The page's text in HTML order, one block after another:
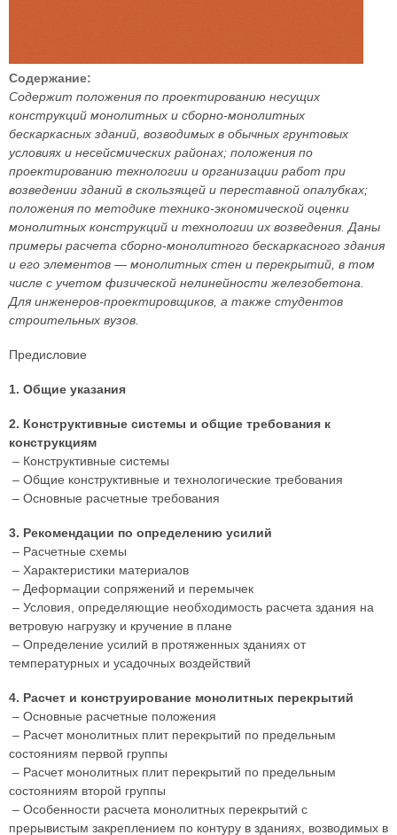
Содержание:
Содержит положения по проектированию несущих
конструкций монолитных и сборно-монолитных
бескаркасных зданий, возводимых в обычных грунтовых
условиях и несейсмических районах; положения по
проектированию технологии и организации работ при
возведении зданий в скользящей и переставной опалубках;
положения по методике технико-экономической оценки
монолитных конструкций и технологии их возведения. Даны
примеры расчета сборно-монолитного бескаркасного здания
и его элементов — монолитных стен и перекрытий, в том
числе с учетом физической нелинейности железобетона.
Для инженеров-проектировщиков, а также студентов
строительных вузов.
Предисловие
1. Общие указания
2. Конструктивные системы и общие требования к
конструкциям
– Конструктивные системы
– Общие конструктивные и технологические требования
– Основные расчетные требования
3. Рекомендации по определению усилий
– Расчетные схемы
– Характеристики материалов
– Деформации сопряжений и перемычек
– Условия, определяющие необходимость расчета здания на
ветровую нагрузку и кручение в плане
– Определение усилий в протяженных зданиях от
температурных и усадочных воздействий
4. Расчет и конструирование монолитных перекрытий
– Основные расчетные положения
– Расчет монолитных плит перекрытий по предельным
состояниям первой группы
– Расчет монолитных плит перекрытий по предельным
состояниям второй группы
– Особенности расчета монолитных перекрытий с
прерывистым закреплением по контуру в зданиях, возводимых в